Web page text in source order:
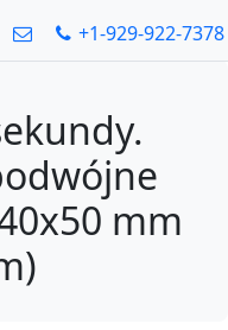
+1-929-922-7378
mm